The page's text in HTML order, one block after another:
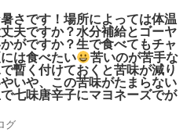
さです！場所によっては体温
夫ですか？水分補給とゴーヤ
がですか？生で食べてもチャ
は食べたい
苦いのが苦手な
暫く付けておくと苦味が減り
いや、この苦味がたまらない
七味唐辛子にマヨネーズでが
グ